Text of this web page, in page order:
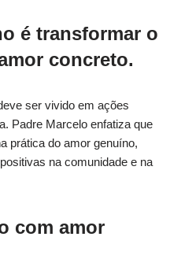
é transformar o
concreto.
ser vivido em ações
Padre Marcelo enfatiza que
prática do amor genuíno,
na comunidade e na
com amor